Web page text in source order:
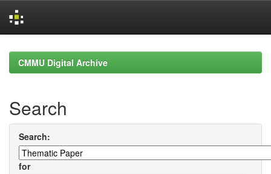
navigationCMMU Digital Archive
Search
Search:
for